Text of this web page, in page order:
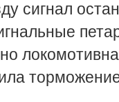
сигнал